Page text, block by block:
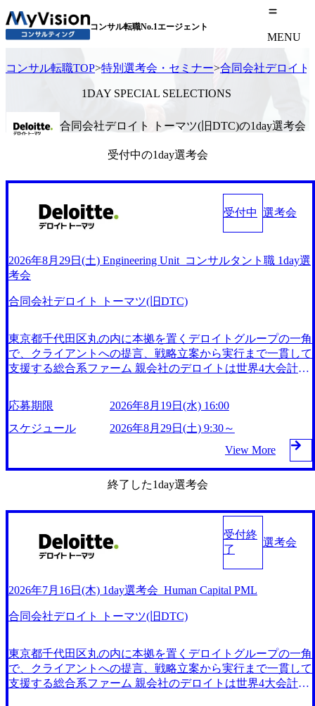
コンサル転職No.1エージェント
MENU
コンサル転職TOP>特別選考会・セミナー>合同会社デロイト
1DAY SPECIAL SELECTIONS
合同会社デロイト トーマツ(旧DTC)の1day選考会
受付中の1day選考会
受付中 選考会
2026年8月29日(土) Engineering Unit_コンサルタント職 1day選
考会
合同会社デロイト トーマツ(旧DTC)
東京都千代田区丸の内に本拠を置くデロイトグループの一角
で、クライアントへの提言、戦略立案から実行まで一貫して
支援する総合系ファーム 親会社のデロイトは世界4大会計事
ている DTCも従業員数、案件数ともに日本最大級の規模感
を誇り、BIG4の中でも極めて広い専門分野をカバー グルー
プ企業の有限責任監査法人トーマツやDTFA、DTRAとの提
携により、国内約30都市、約2万人の専門家と共に公共・医
療・製造・通信・インフラ・リスク管理等の幅広い業界にコ
ンサルティングサービスを提供 【スクープ】デロイトがコ
ンサルとFAを集約する大組織再編へ!新体制の各組織トップ
トーマツ、RAGシステムの検索/回答精度を高めるソフトウ
ェアを開発 (https://it.impress.co.jp/articles/-/26564) テクノロジー
業界へのキャリアチェンジを目指す女性を積極的に支援する
ServiceNowとデロイト トーマツの支援プログラムに、女性
ps://prtimes.jp/main/html/rd/p/000000096.000035957.html) 選考時
成長できる人間的素質を持っているか」の成長性の観点を重
デル」が導入されており、専門性を絞る前に広範囲の経験を
積み、シニアマネジャーに到達する段階では複数分野で活躍
できる専門性を身につけるプログラムとなっている 社内の
応募期限
2026年8月19日(水) 16:00
スケジュール
2026年8月29日(土) 9:30～
View More
終了した1day選考会
受付終
了
選考会
2026年7月16日(木) 1day選考会_Human Capital PML
合同会社デロイト トーマツ(旧DTC)
東京都千代田区丸の内に本拠を置くデロイトグループの一角
で、クライアントへの提言、戦略立案から実行まで一貫して
支援する総合系ファーム 親会社のデロイトは世界4大会計事